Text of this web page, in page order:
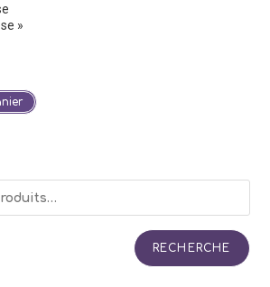
»
RECHERCHE